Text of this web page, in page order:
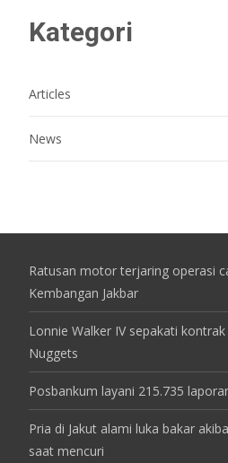
Kategori
Articles
News
Ratusan motor terjaring operasi
Kembangan Jakbar
Lonnie Walker IV sepakati
Nuggets
Posbankum layani 215.735
Pria di Jakut alami luka bakar
saat mencuri